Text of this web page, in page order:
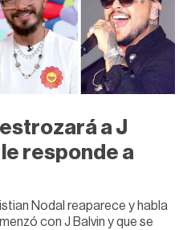
a J
responde a
Nodal reaparece y habla
con J Balvin y que se